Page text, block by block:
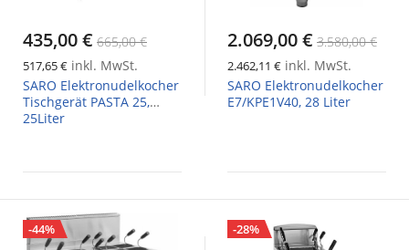
435,00 € 665,00 €
517,65 € inkl. MwSt.
SARO Elektronudelkocher
Tischgerät PASTA 25,
25Liter
2.069,00 € 3.580,00 €
2.462,11 € inkl. MwSt.
SARO Elektronudelkocher
E7/KPE1V40, 28 Liter
-44% -28%